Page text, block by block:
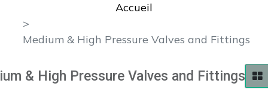
Accueil
Medium & High Pressure Valves and Fittings
& High Pressure Valves and Fittings